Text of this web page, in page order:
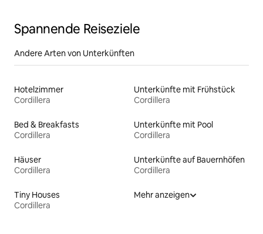
Spannende Reiseziele
Andere Arten von Unterkünften
Hotelzimmer
Cordillera
Unterkünfte mit Frühstück
Cordillera
Bed & Breakfasts
Cordillera
Unterkünfte mit Pool
Cordillera
Häuser
Cordillera
Unterkünfte auf Bauernhöfen
Cordillera
Tiny Houses
Cordillera
Mehr anzeigen